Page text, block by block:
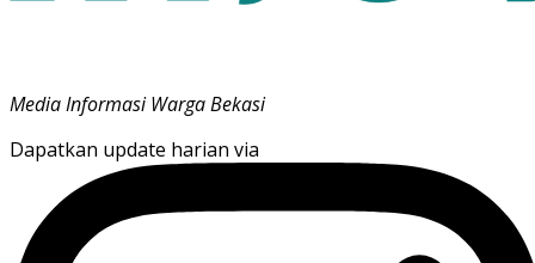
Media Informasi Warga Bekasi
Dapatkan update harian via